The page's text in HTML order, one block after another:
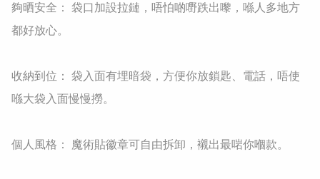
​夠晒安全： 袋口加設拉鏈，唔怕啲嘢跌出嚟，喺人多地方
都好放心。
​收納到位： 袋入面有埋暗袋，方便你放鎖匙、電話，唔使
喺大袋入面慢慢撈。
​個人風格： 魔術貼徽章可自由拆卸，襯出最啱你嗰款。